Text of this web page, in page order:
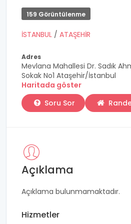
159 Görüntülenme
İSTANBUL / ATAŞEHİR
Adres
Mevlana Mahallesi Dr. Sadık
Sokak No1 Ataşehir/İstanbul
Haritada göster
Soru Sor
Açıklama
Açıklama bulunmamaktadır.
Hizmetler